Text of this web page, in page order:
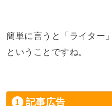
簡単に言うと「ライター
ということですね。
記事広告